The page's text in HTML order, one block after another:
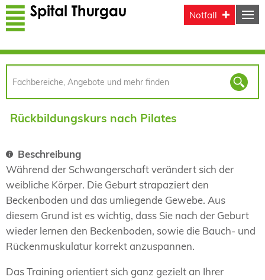
Direkt zum Inhalt
Notfall
Rückbildungskurs nach Pilates
Beschreibung
Während der Schwangerschaft verändert sich der
weibliche Körper. Die Geburt strapaziert den
Beckenboden und das umliegende Gewebe. Aus
diesem Grund ist es wichtig, dass Sie nach der Geburt
wieder lernen den Beckenboden, sowie die Bauch- und
Rückenmuskulatur korrekt anzuspannen.
Das Training orientiert sich ganz gezielt an Ihrer